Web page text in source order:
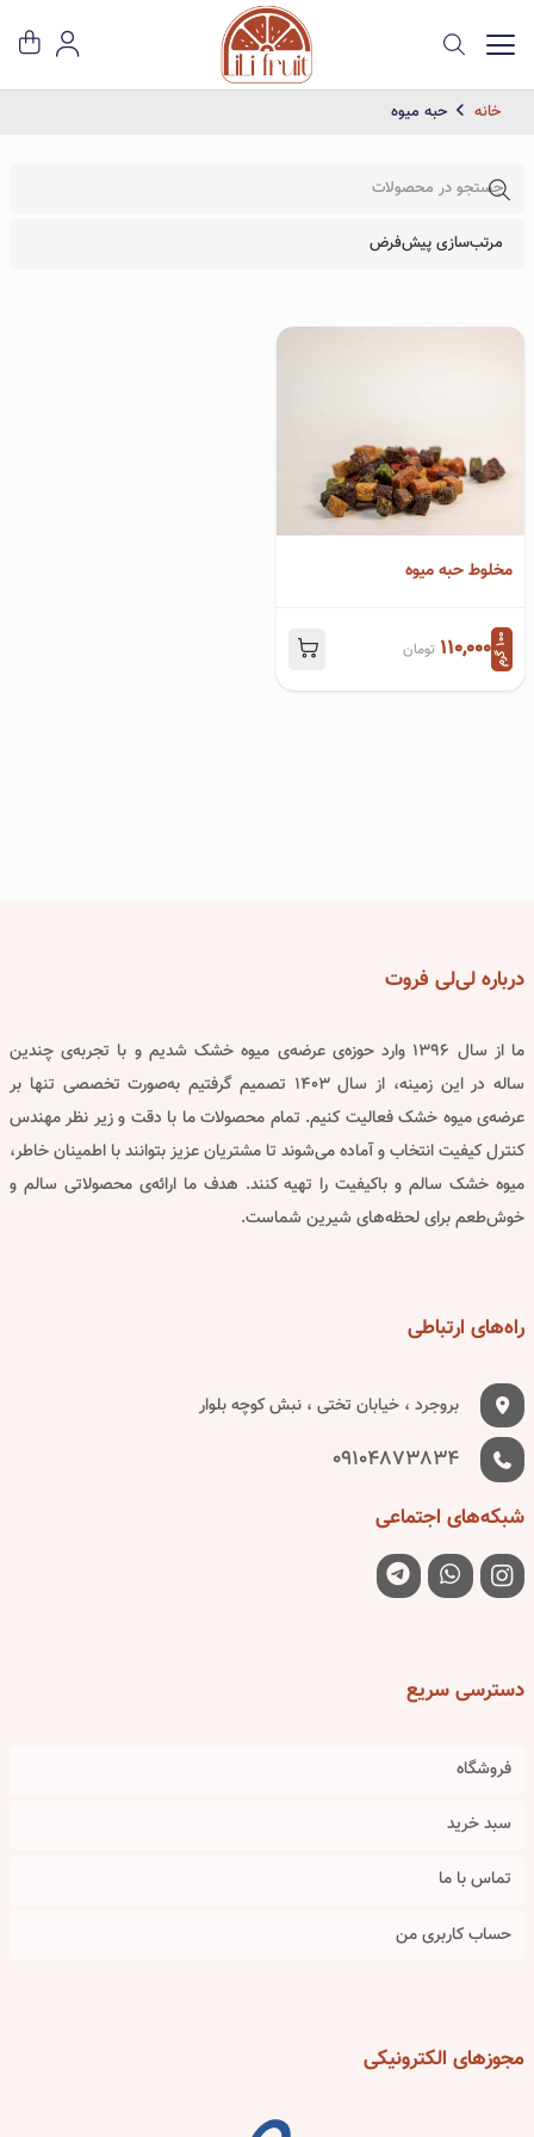
خانه حبه میوه
مخلوط حبه میوه
1
0
0
گ
ر
م 110,000 تومان
product
product
page
دربارهلی‌لی فروت
ما از سال ۱۳۹۶ وارد حوزه‌ی عرضه‌ی میوه خشک شدیم و با تجربه‌ی چندین
ساله در این زمینه، از سال ۱۴۰۳ تصمیم گرفتیم به‌صورت تخصصی تنها بر
عرضه‌ی میوه خشک فعالیت کنیم. تمام محصولات ما با دقت و زیر نظر مهندس
کنترل کیفیت انتخاب و آماده می‌شوند تا مشتریان عزیز بتوانند با اطمینان خاطر،
میوه خشک سالم و باکیفیت را تهیه کنند. هدف ما ارائه‌ی محصولاتی سالم و
خوش‌طعم برای لحظه‌های شیرین شماست.
راه‌های ارتباطی
بروجرد ، خیابان تختی ، نبش کوچه بلوار
09104873834
شبکه‌های اجتماعی
دسترسیسریع
فروشگاه
سبد خرید
تماس با ما
حساب کاربری من
مجوزهای الکترونیکی